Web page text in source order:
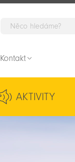
Kontakt
AKTIVITY